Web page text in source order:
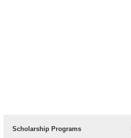
Scholarship Programs